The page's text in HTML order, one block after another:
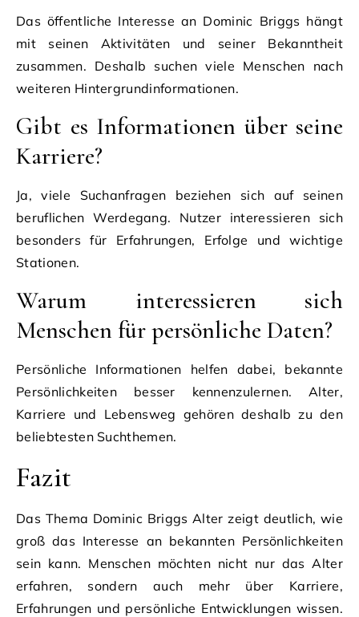
Das öffentliche Interesse an Dominic Briggs hängt
mit seinen Aktivitäten und seiner Bekanntheit
zusammen. Deshalb suchen viele Menschen nach
weiteren Hintergrundinformationen.
Gibt es Informationen über seine
Karriere?
Ja, viele Suchanfragen beziehen sich auf seinen
beruflichen Werdegang. Nutzer interessieren sich
besonders für Erfahrungen, Erfolge und wichtige
Stationen.
Warum interessieren sich
Menschen für persönliche Daten?
Persönliche Informationen helfen dabei, bekannte
Persönlichkeiten besser kennenzulernen. Alter,
Karriere und Lebensweg gehören deshalb zu den
beliebtesten Suchthemen.
Fazit
Das Thema Dominic Briggs Alter zeigt deutlich, wie
groß das Interesse an bekannten Persönlichkeiten
sein kann. Menschen möchten nicht nur das Alter
erfahren, sondern auch mehr über Karriere,
Erfahrungen und persönliche Entwicklungen wissen.